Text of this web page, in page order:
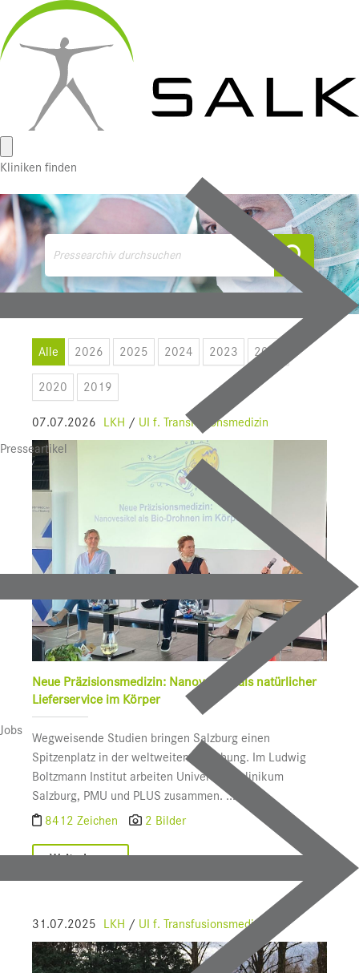
Wichtige Links
Kliniken finden
Presseartikel
Jobs
Medienmitteilungen
SALK
Bauprojekte
UI f. Sportmedizin
Presse
Downloads
Pressebilder
Pressekontakt
Alle 2026 2025 2024 2023 2022
2020 2019
07.07.2026 LKH / UI f. Transfusionsmedizin
Neue Präzisionsmedizin: Nanovesikel als natürlicher
Lieferservice im Körper
Wegweisende Studien bringen Salzburg einen
Spitzenplatz in der weltweiten Forschung. Im Ludwig
Boltzmann Institut arbeiten Universitätsklinikum
Salzburg, PMU und PLUS zusammen. ...
8412 Zeichen
2 Bilder
Weiterlesen
31.07.2025 LKH / UI f. Transfusionsmedizin